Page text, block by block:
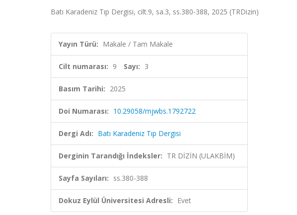
Batı Karadeniz Tıp Dergisi, cilt.9, sa.3, ss.380-388, 2025 (TRDizin)
Yayın Türü: Makale / Tam Makale
Cilt numarası: 9 Sayı: 3
Basım Tarihi: 2025
Doi Numarası: 10.29058/mjwbs.1792722
Dergi Adı: Batı Karadeniz Tıp Dergisi
Derginin Tarandığı İndeksler: TR DİZİN (ULAKBİM)
Sayfa Sayıları: ss.380-388
Dokuz Eylül Üniversitesi Adresli: Evet